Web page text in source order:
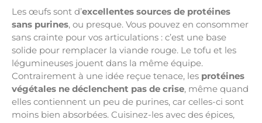
Les œufs sont d’excellentes sources de protéines
sans purines, ou presque. Vous pouvez en consommer
sans crainte pour vos articulations : c’est une base
solide pour remplacer la viande rouge. Le tofu et les
légumineuses jouent dans la même équipe.
Contrairement à une idée reçue tenace, les protéines
végétales ne déclenchent pas de crise, même quand
elles contiennent un peu de purines, car celles-ci sont
moins bien absorbées. Cuisinez-les avec des épices,